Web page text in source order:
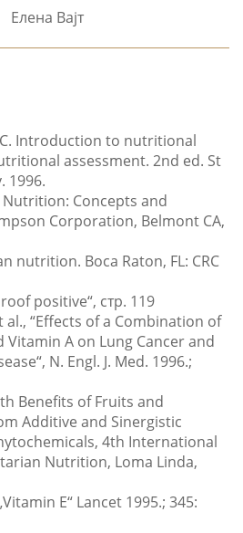
Елена Вајт
Introduction to nutritional
assessment. 2nd ed. St
1996.
Nutrition: Concepts and
Corporation, Belmont CA,
nutrition. Boca Raton, FL: CRC
positive“, стр. 119
al., “Effects of a Combination of
Vitamin A on Lung Cancer and
N. Engl. J. Med. 1996.;
Benefits of Fruits and
Additive and Sinergistic
4th International
Nutrition, Loma Linda,
E“ Lancet 1995.; 345: